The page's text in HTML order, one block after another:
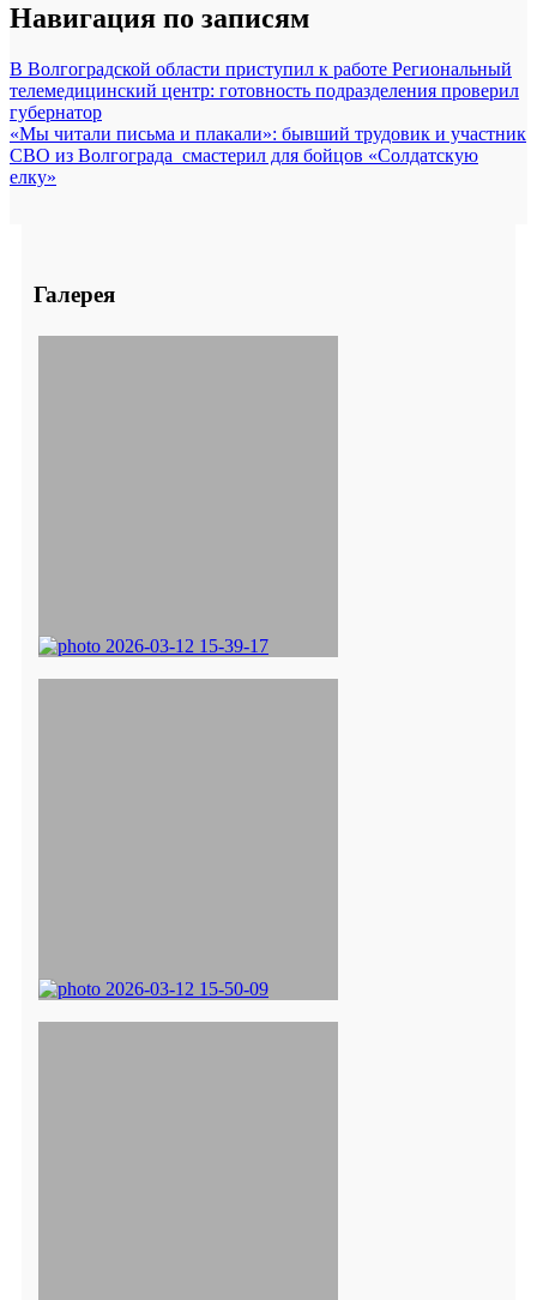
Навигация по записям
В Волгоградской области приступил к работе Региональный
телемедицинский центр: готовность подразделения проверил
губернатор
«Мы читали письма и плакали»: бывший трудовик и участник
СВО из Волгограда смастерил для бойцов «Солдатскую
елку»
Галерея